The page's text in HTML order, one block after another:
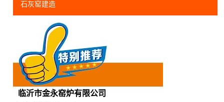
石灰窑建造
临沂市金永窑炉有限公司